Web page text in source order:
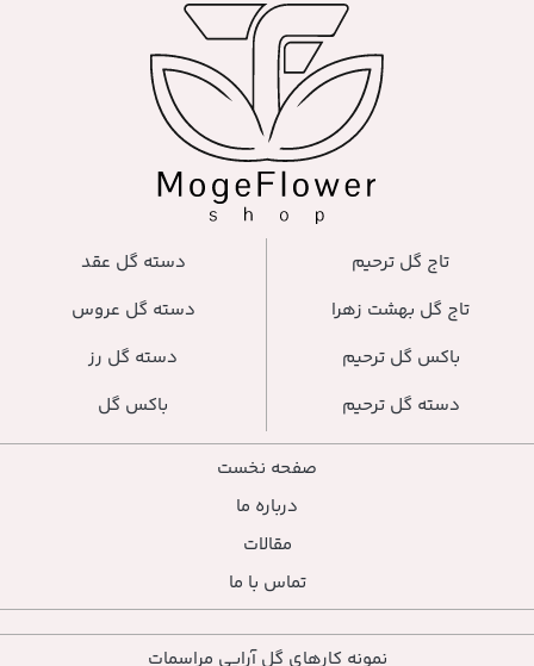
تاج گل ترحیم
تاج گل بهشت زهرا
باکس گل ترحیم
دسته گل ترحیم
دسته گل عقد
دسته گل عروس
دسته گل رز
باکس گل
صفحه نخست
درباره ما
مقالات
تماس با ما
نمونه کارهای گل آرایی مراسمات